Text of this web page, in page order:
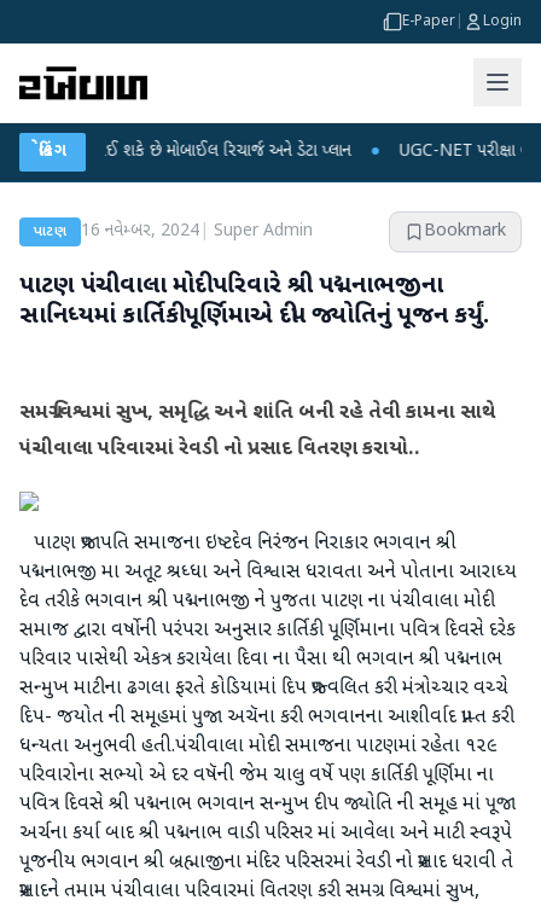
E-Paper Login
બ્રેકિંગ
મોંઘું થઈ શકે છે મોબાઈલ રિચાર્જ અને ડેટા પ્લાન ● UGC-NET પરીક્ષા લીકના
પાટણ 16 નવેમ્બર, 2024| Super Admin Bookmark
પાટણ પંચીવાલા મોદી પરિવારે શ્રી પદ્મનાભજીના
સાનિધ્યમાં કાર્તિકી પૂર્ણિમાએ દીપ જ્યોતિનું પૂજન કર્યું.
સમગ્ર વિશ્વમાં સુખ, સમૃદ્ધિ અને શાંતિ બની રહે તેવી કામના સાથે
પંચીવાલા પરિવારમાં રેવડી નો પ્રસાદ વિતરણ કરાયો..
પાટણ પ્રજાપતિ સમાજના ઇષ્ટદેવ નિરંજન નિરાકાર ભગવાન શ્રી
પદ્મનાભજી મા અતૂટ શ્રધ્ધા અને વિશ્વાસ ધરાવતા અને પોતાના આરાધ્ય
દેવ તરીકે ભગવાન શ્રી પદ્મનાભજી ને પુજતા પાટણ ના પંચીવાલા મોદી
સમાજ દ્વારા વર્ષોની પરંપરા અનુસાર કાર્તિકી પૂર્ણિમાના પવિત્ર દિવસે દરેક
પરિવાર પાસેથી એકત્ર કરાયેલા દિવા ના પૈસા થી ભગવાન શ્રી પદ્મનાભ
સન્મુખ માટીના ઢગલા ફરતે કોડિયામાં દિપ પ્રજ્વલિત કરી મંત્રોચ્ચાર વચ્ચે
દિપ- જયોત ની સમૂહમાં પુજા અચૅના કરી ભગવાનના આશીર્વાદ પ્રાપ્ત કરી
ધન્યતા અનુભવી હતી.પંચીવાલા મોદી સમાજના પાટણમાં રહેતા ૧૨૯
પરિવારોના સભ્યો એ દર વષૅની જેમ ચાલુ વર્ષે પણ કાર્તિકી પૂર્ણિમા ના
પવિત્ર દિવસે શ્રી પદ્મનાભ ભગવાન સન્મુખ દીપ જ્યોતિ ની સમૂહ માં પૂજા
અર્ચના કર્યા બાદ શ્રી પદ્મનાભ વાડી પરિસર માં આવેલા અને માટી સ્વરૂપે
પૂજનીય ભગવાન શ્રી બ્રહ્માજીના મંદિર પરિસરમાં રેવડી નો પ્રસાદ ધરાવી તે
પ્રસાદને તમામ પંચીવાલા પરિવારમાં વિતરણ કરી સમગ્ર વિશ્વમાં સુખ,